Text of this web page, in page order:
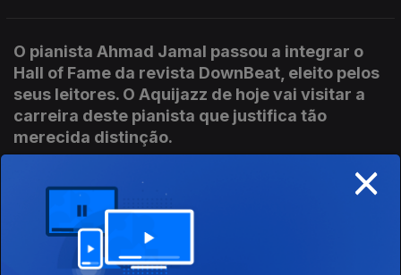
O pianista Ahmad Jamal passou a integrar o
Hall of Fame da revista DownBeat, eleito pelos
seus leitores. O Aquijazz de hoje vai visitar a
carreira deste pianista que justifica tão
merecida distinção.
Decerto uma das grandes novidades do ano
será o 2º volume dos "Road Shows" de Sonny
×